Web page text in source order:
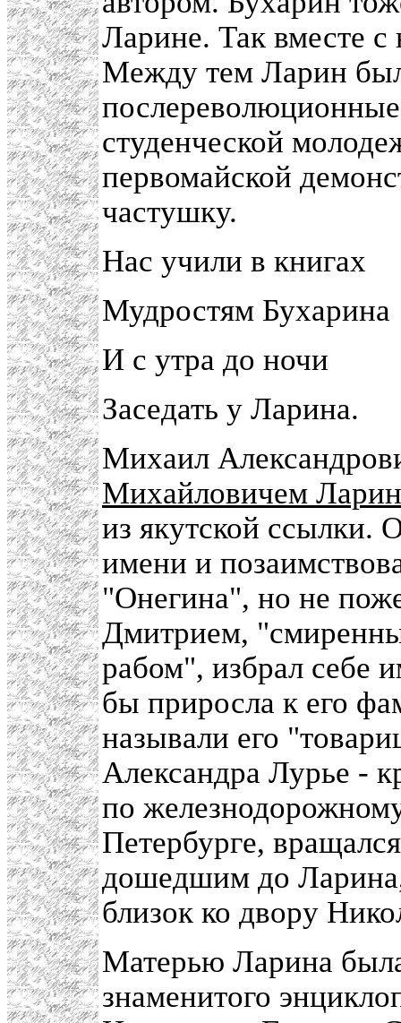
Ларине. Так вместе
Между тем Ларин
послереволюционные
студенческой
первомайской
частушку.
Нас учили в книгах
Мудростям Бухарина
И с утра до ночи
Заседать у Ларина.
Михаил
Михайловичем
из якутской ссылки.
имени и
"Онегина", но не
Дмитрием,
рабом", избрал себе
бы приросла к его
называли его
Александра Лурье -
по
Петербурге,
дошедшим до
близок ко двору
Матерью Ларина была
знаменитого